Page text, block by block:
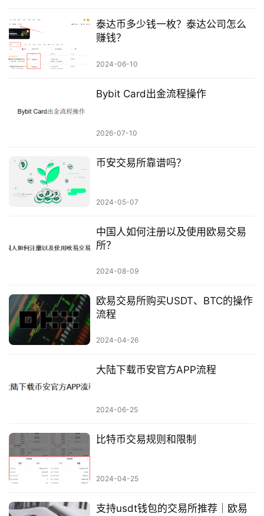
泰达币多少钱一枚？泰达公司怎么
赚钱？
2024-06-10
Bybit Card出金流程操作
2026-07-10
币安交易所靠谱吗？
2024-05-07
中国人如何注册以及使用欧易交易
所？
2024-08-09
欧易交易所购买USDT、BTC的操作
流程
2024-04-26
大陆下载币安官方APP流程
2024-06-25
比特币交易规则和限制
2024-04-25
支持usdt钱包的交易所推荐｜欧易